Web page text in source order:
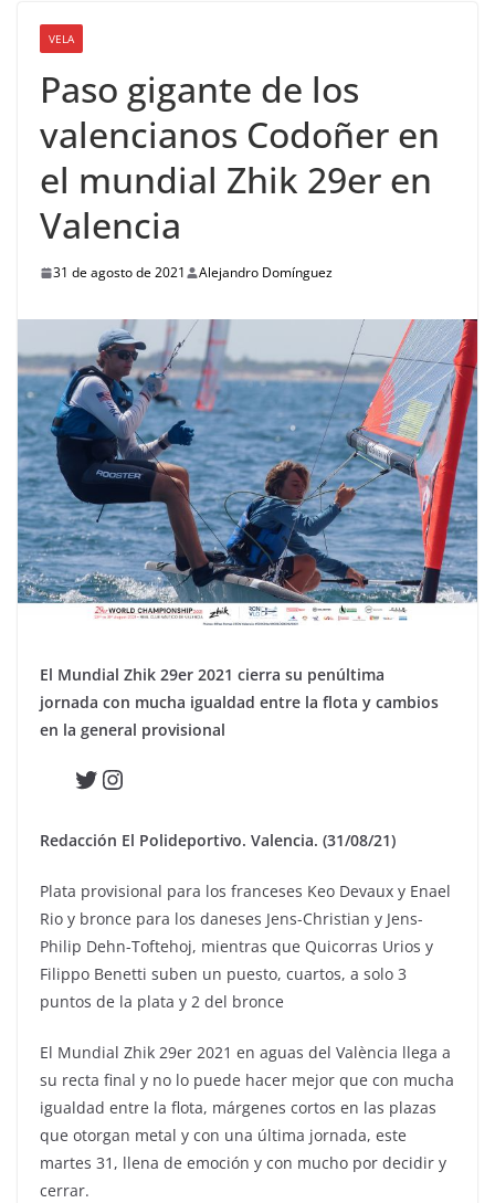
VELA
Paso gigante de los
valencianos Codoñer en
el mundial Zhik 29er en
Valencia
31 de agosto de 2021 Alejandro Domínguez
El Mundial Zhik 29er 2021 cierra su penúltima
jornada con mucha igualdad entre la flota y cambios
en la general provisional
Twitter
Instagram
Redacción El Polideportivo. Valencia. (31/08/21)
Plata provisional para los franceses Keo Devaux y Enael
Rio y bronce para los daneses Jens-Christian y Jens-
Philip Dehn-Toftehoj, mientras que Quicorras Urios y
Filippo Benetti suben un puesto, cuartos, a solo 3
puntos de la plata y 2 del bronce
El Mundial Zhik 29er 2021 en aguas del València llega a
su recta final y no lo puede hacer mejor que con mucha
igualdad entre la flota, márgenes cortos en las plazas
que otorgan metal y con una última jornada, este
martes 31, llena de emoción y con mucho por decidir y
cerrar.